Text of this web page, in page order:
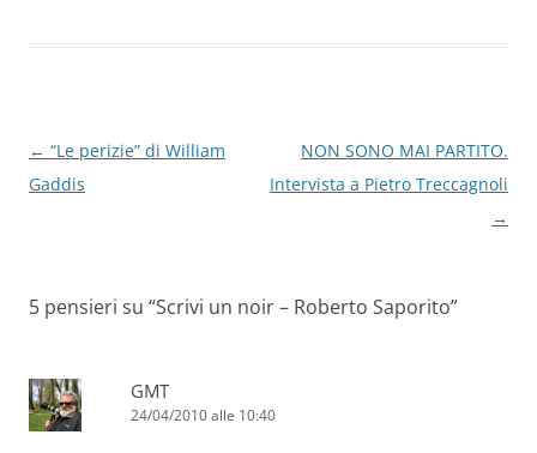
Navigazione
articolo
← “Le perizie” di William
Gaddis
NON SONO MAI PARTITO.
Intervista a Pietro Treccagnoli
→
5 pensieri su “Scrivi un noir – Roberto Saporito”
GMT
24/04/2010 alle 10:40